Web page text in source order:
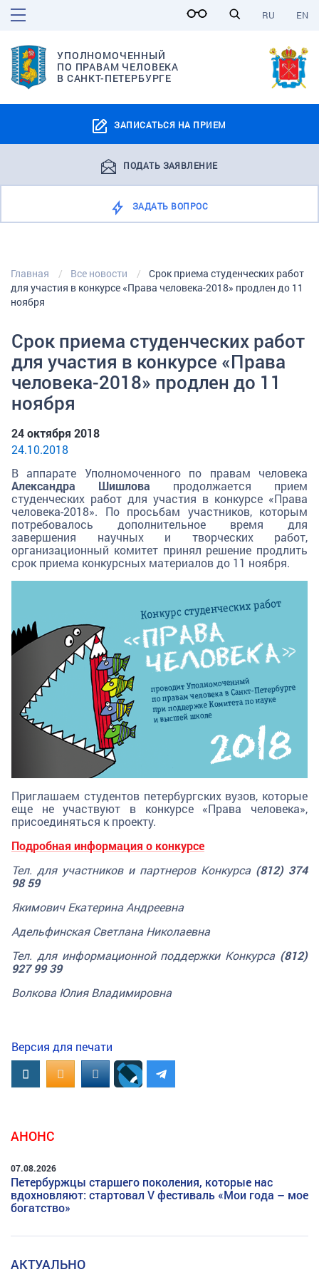
EN
RU
УПОЛНОМОЧЕННЫЙ
ПО ПРАВАМ ЧЕЛОВЕКА
В САНКТ-ПЕТЕРБУРГЕ
ЗАПИСАТЬСЯ НА ПРИЕМ
ПОДАТЬ ЗАЯВЛЕНИЕ
ЗАДАТЬ ВОПРОС
Главная Все новости
Срок приема студенческих работ
для участия в конкурсе «Права человека-2018» продлен до 11
ноября
Срок приема студенческих работ
для участия в конкурсе «Права
человека-2018» продлен до 11
ноября
24 октября 2018
24.10.2018
В аппарате Уполномоченного по правам человека
Александра Шишлова продолжается прием
студенческих работ для участия в конкурсе «Права
человека-2018». По просьбам участников, которым
потребовалось дополнительное время для
завершения научных и творческих работ,
организационный комитет принял решение продлить
срок приема конкурсных материалов до 11 ноября.
Приглашаем студентов петербургских вузов, которые
еще не участвуют в конкурсе «Права человека»,
присоединяться к проекту.
Подробная информация о конкурсе
Тел. для участников и партнеров Конкурса (812) 374
98 59
Якимович Екатерина Андреевна
Адельфинская Светлана Николаевна
Тел. для информационной поддержки Конкурса (812)
927 99 39
Волкова Юлия Владимировна
Версия для печати
ВконтактеOK.RUMAIL.RU
АНОНС
07.08.2026
Петербуржцы старшего поколения, которые нас
вдохновляют: стартовал V фестиваль «Мои года – мое
богатство»
АКТУАЛЬНО